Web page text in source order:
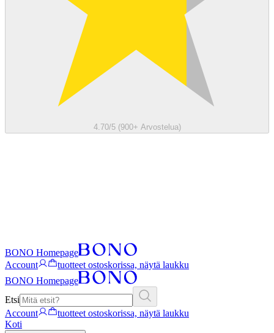
4.70/5 (900+ Arvostelua)
BONO Homepage
Account
tuotteet ostoskorissa, näytä laukku
BONO Homepage
Etsi
Account
tuotteet ostoskorissa, näytä laukku
Koti